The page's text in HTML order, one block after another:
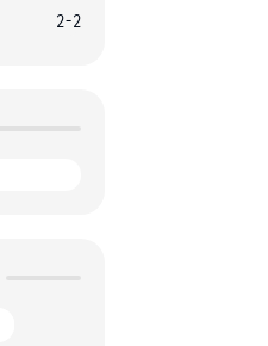
2-2